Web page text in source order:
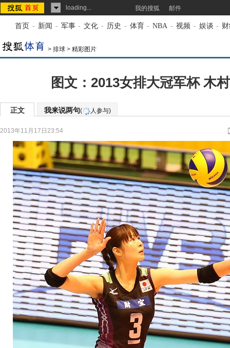
loading... 我的搜狐 邮件
首页 - 新闻 - 军事 - 文化 - 历史 - 体育 - NBA - 视频 - 娱谈 -
> 排球 > 精彩图片
图文：2013女排大冠军杯 木
正文 我来说两句( 人参与)
2013年11月17日23:54